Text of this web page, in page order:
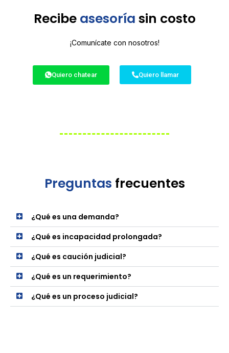
Recibe asesoría sin costo
¡Comunícate con nosotros!
Quiero chatear Quiero llamar
Preguntas frecuentes
¿Qué es una demanda?
¿Qué es incapacidad prolongada?
¿Qué es caución judicial?
¿Qué es un requerimiento?
¿Qué es un proceso judicial?